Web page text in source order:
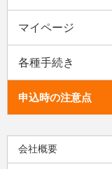
マイページ
各種手続き
申込時の注意点
会社概要